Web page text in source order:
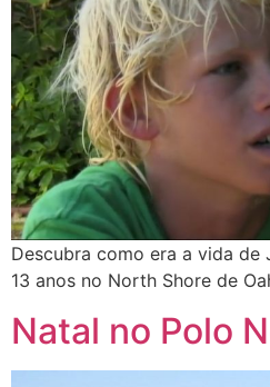
Descubra como era a vida de
13 anos no North Shore de
Natal no Polo